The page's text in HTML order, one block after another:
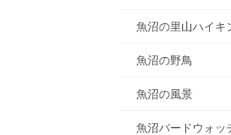
魚沼の里山ハイキ
魚沼の野鳥
魚沼の風景
魚沼バードウォッ